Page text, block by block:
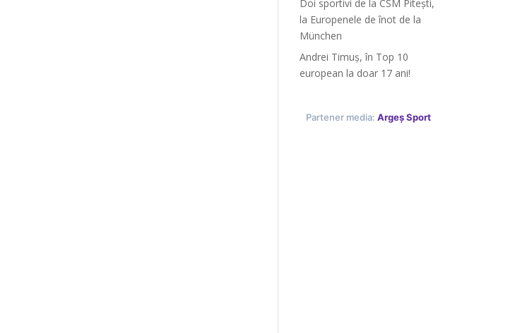
Doi sportivi de la CSM Pitești,
la Europenele de înot de la
München
Andrei Timuș, în Top 10
european la doar 17 ani!
Partener media: Argeș Sport